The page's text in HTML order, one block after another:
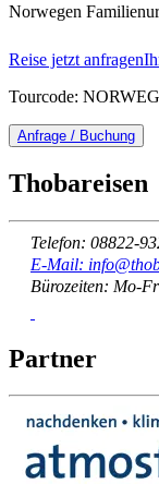
Norwegen
Reise jetzt anfragen
Tourcode:
Anfrage / Buchung
Thobareisen
Telefon: 08822-
E-Mail:
Bürozeiten: Mo-
Partner